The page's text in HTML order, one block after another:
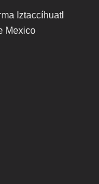
Iztaccíhuatl
Mexico